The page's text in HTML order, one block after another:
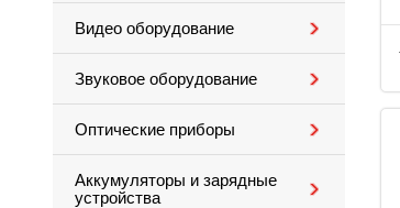
Видео оборудование
Звуковое оборудование
Оптические приборы
Аккумуляторы и зарядные
устройства